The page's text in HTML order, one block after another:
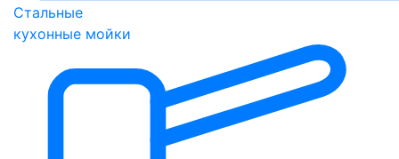
Стальные
кухонные мойки